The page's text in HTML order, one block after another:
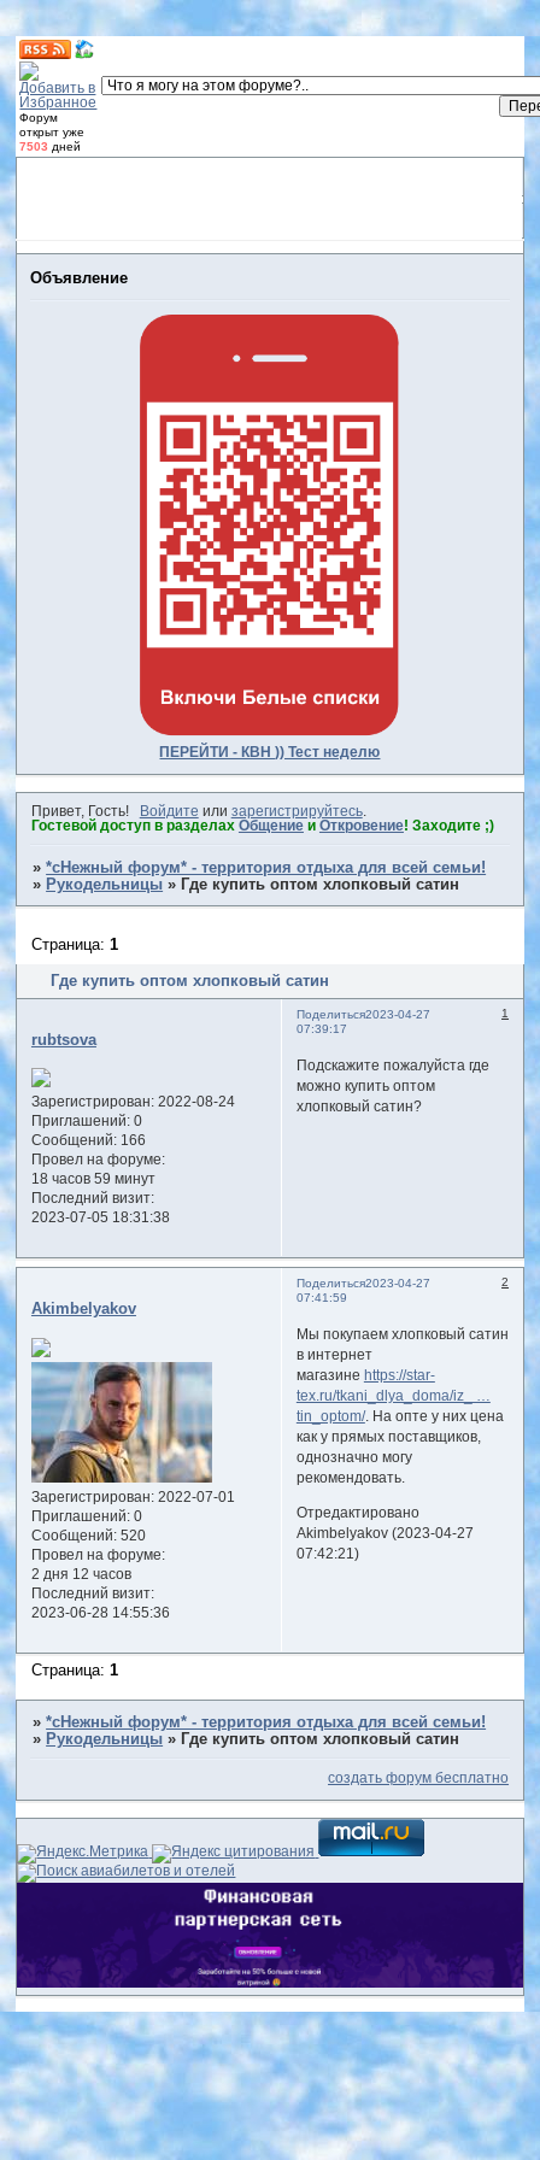
Форум
открыт уже
7503 дней
Объявление
ПЕРЕЙТИ - КВН )) Тест неделю
Привет, Гость! Войдите или зарегистрируйтесь.
Гостевой доступ в разделах Общениеи Откровение! Заходите ;)
»*сНежный форум* - территория отдыха для всей семьи!
» Рукодельницы » Где купить оптом хлопковый сатин
Где купить оптом хлопковый сатин
Страница:1
Поделиться 1
2023-04-27
07:39:17
rubtsova
Зарегистрирован: 2022-08-24
Приглашений:0
Сообщений:166
Провел на форуме:
18 часов 59 минут
Последний визит:
2023-07-05 18:31:38
Подскажите пожалуйста где
можно купить оптом
хлопковый сатин?
Поделиться 2
2023-04-27
07:41:59
Akimbelyakov
Зарегистрирован: 2022-07-01
Приглашений:0
Сообщений:520
Провел на форуме:
2 дня 12 часов
Последний визит:
2023-06-28 14:55:36
Мы покупаем хлопковый сатин
в интернет
магазине https://star-
tex.ru/tkani_dlya_doma/iz_ …
tin_optom/. На опте у них цена
как у прямых поставщиков,
однозначно могу
рекомендовать.
Отредактировано
Akimbelyakov (2023-04-27
07:42:21)
Страница:1
»*сНежный форум* - территория отдыха для всей семьи!
» Рукодельницы » Где купить оптом хлопковый сатин
создать форум бесплатно